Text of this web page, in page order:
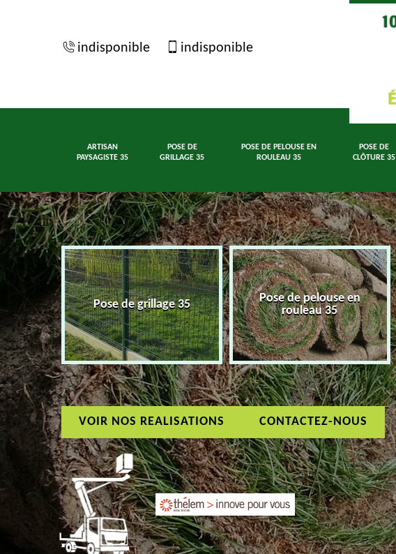
indisponible indisponible
ARTISAN
PAYSAGISTE 35
POSE DE
GRILLAGE 35
POSE DE PELOUSE EN
ROULEAU 35
POSE DE
CLÔTURE 35
Pose de grillage 35
Pose de pelouse en
rouleau 35
VOIR NOS REALISATIONS CONTACTEZ-NOUS